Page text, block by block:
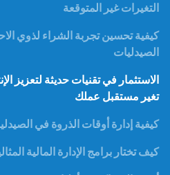
التغيرات غير المتوقعة
كيفية تحسين تجربة الشراء لذوي
الصيدليات
الاستثمار في تقنيات حديثة لتعزيز
تغير مستقبل عملك
كيفية إدارة أوقات الذروة في
كيف تختار برامج الإدارة المالية